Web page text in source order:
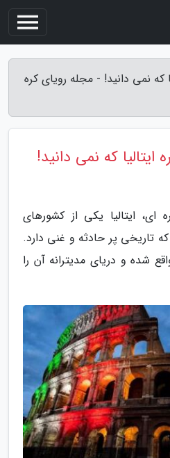
که نمی دانید! - مجله رویای کره
که نمی دانید!
ای، ایتالیا یکی از کشورهای
تاریخی پر حادثه و غنی دارد.
شده و دریای مدیترانه آن را